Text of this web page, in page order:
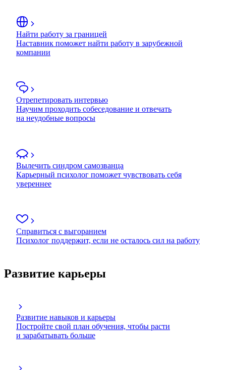
Найти работу за границей
Наставник поможет найти работу в зарубежной
компании
Отрепетировать интервью
Научим проходить собеседование и отвечать
на неудобные вопросы
Вылечить синдром самозванца
Карьерный психолог поможет чувствовать себя
увереннее
Справиться с выгоранием
Психолог поддержит, если не осталось сил на работу
Развитие карьеры
Развитие навыков и карьеры
Постройте свой план обучения, чтобы расти
и зарабатывать больше